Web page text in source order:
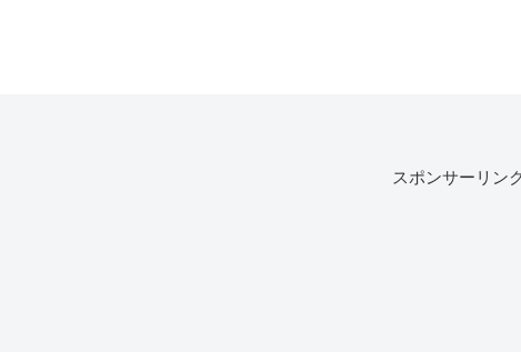
スポンサーリン